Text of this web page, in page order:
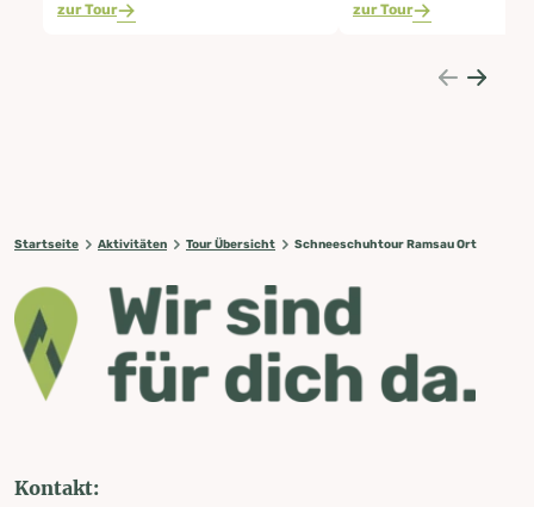
zur Tour zur Tour
Startseite Aktivitäten Tour Übersicht Schneeschuhtour Ramsau Ort
Kontakt: